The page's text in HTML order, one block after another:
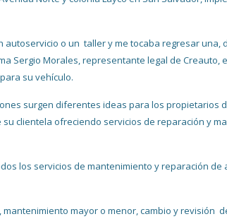
autoservicio o un taller y me tocaba regresar
Sergio Morales, representante legal de Creauto,
su vehículo.
surgen diferentes ideas para los propietarios
clientela ofreciendo servicios de reparación y
los servicios de mantenimiento y reparación
mantenimiento mayor o menor, cambio y revisión